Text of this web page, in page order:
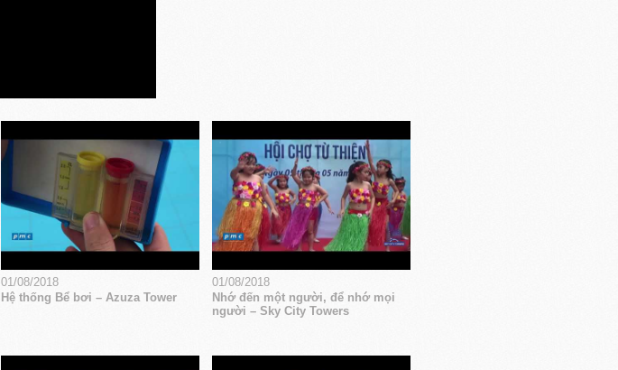
01/08/2018
Hệ thống Bể bơi – Azuza Tower
01/08/2018
Nhớ đến một người, để nhớ mọi
người – Sky City Towers